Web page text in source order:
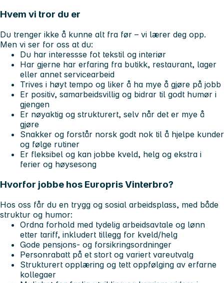
Hvem vi tror du er
Du trenger ikke å kunne alt fra før – vi lærer deg opp.
Men vi ser for oss at du:
Du har interessse fot tekstil og interiør
Har gjerne har erfaring fra butikk, restaurant, lager
eller annet servicearbeid
Trives i høyt tempo og liker å ha mye å gjøre på jobb
Er positiv, samarbeidsvillig og bidrar til godt humør i
gjengen
Er nøyaktig og strukturert, selv når det er mye å
gjøre
Snakker og forstår norsk godt nok til å hjelpe kunder
og følge rutiner
Er fleksibel og kan jobbe kveld, helg og ekstra i
ferier og høysesong
Hvorfor jobbe hos Europris Vinterbro?
Hos oss får du en trygg og sosial arbeidsplass, med både
struktur og humor:
Ordna forhold med tydelig arbeidsavtale og lønn
etter tariff, inkludert tillegg for kveld/helg
Gode pensjons- og forsikringsordninger
Personrabatt på et stort og variert vareutvalg
Strukturert opplæring og tett oppfølging av erfarne
kollegaer